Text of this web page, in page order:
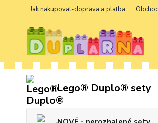
Jak nakupovat-doprava a platba
Lego® Duplo® sety